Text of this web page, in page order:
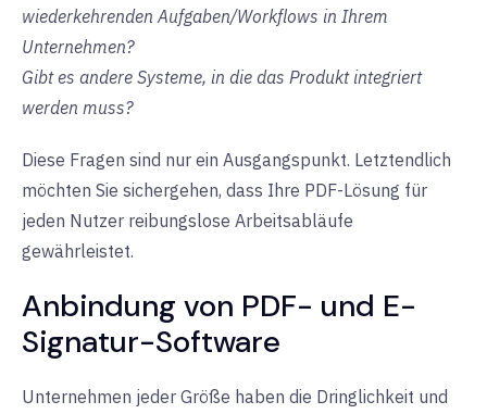
wiederkehrenden Aufgaben/Workflows in Ihrem
Unternehmen?
Gibt es andere Systeme, in die das Produkt integriert
werden muss?
Diese Fragen sind nur ein Ausgangspunkt. Letztendlich
möchten Sie sichergehen, dass Ihre PDF-Lösung für
jeden Nutzer reibungslose Arbeitsabläufe
gewährleistet.
Anbindung von PDF- und E-
Signatur-Software
Unternehmen jeder Größe haben die Dringlichkeit und